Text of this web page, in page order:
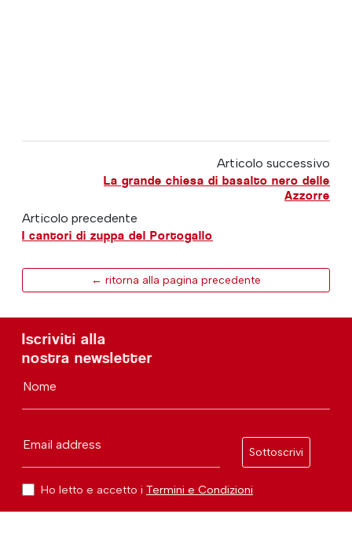
Articolo successivo
La grande chiesa di basalto nero delle
Azzorre
Articolo precedente
I cantori di zuppa del Portogallo
← ritorna alla pagina precedente
Iscriviti alla
nostra newsletter
Nome
Email address
Sottoscrivi
Ho letto e accetto i Termini e Condizioni